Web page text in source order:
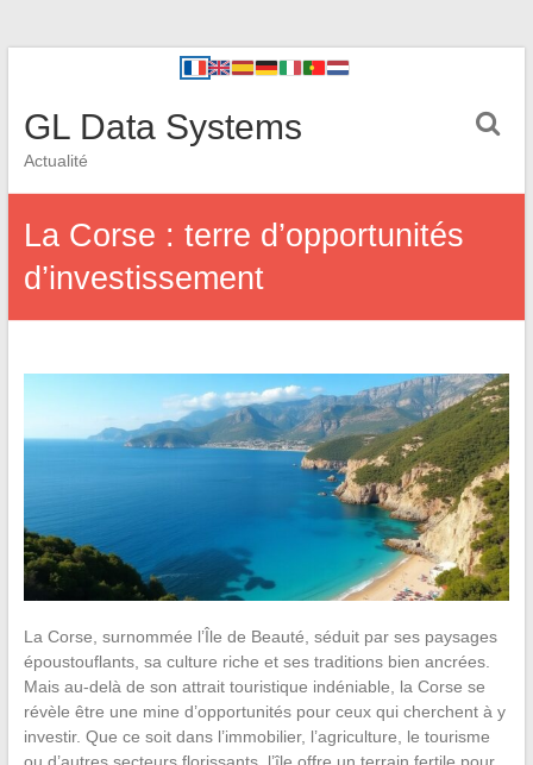
GL Data Systems
Actualité
La Corse : terre d’opportunités
d’investissement
La Corse, surnommée l’Île de Beauté, séduit par ses paysages
époustouflants, sa culture riche et ses traditions bien ancrées.
Mais au-delà de son attrait touristique indéniable, la Corse se
révèle être une mine d’opportunités pour ceux qui cherchent à y
investir. Que ce soit dans l’immobilier, l’agriculture, le tourisme